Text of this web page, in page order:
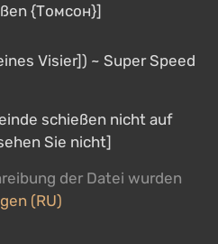
{Томсон}]
Visier]) ~ Super Speed
schießen nicht auf
Sie nicht]
der Datei wurden
(RU)